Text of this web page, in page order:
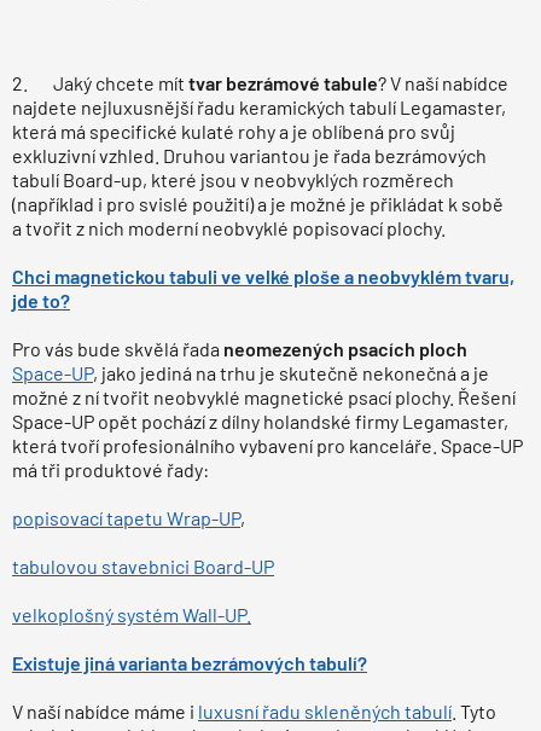
2. Jaký chcete mít tvar bezrámové tabule? V naší nabídce
najdete nejluxusnější řadu keramických tabulí Legamaster,
která má specifické kulaté rohy a je oblíbená pro svůj
exkluzivní vzhled. Druhou variantou je řada bezrámových
tabulí Board-up, které jsou v neobvyklých rozměrech
(například i pro svislé použití) a je možné je přikládat k sobě
a tvořit z nich moderní neobvyklé popisovací plochy.
Chci magnetickou tabuli ve velké ploše a neobvyklém tvaru,
jde to?
Pro vás bude skvělá řada neomezených psacích ploch
Space-UP, jako jediná na trhu je skutečně nekonečná a je
možné z ní tvořit neobvyklé magnetické psací plochy. Řešení
Space-UP opět pochází z dílny holandské firmy Legamaster,
která tvoří profesionálního vybavení pro kanceláře. Space-UP
má tři produktové řady:
popisovací tapetu Wrap-UP,
tabulovou stavebnici Board-UP
velkoplošný systém Wall-UP.
Existuje jiná varianta bezrámových tabulí?
V naší nabídce máme i luxusní řadu skleněných tabulí . Tyto